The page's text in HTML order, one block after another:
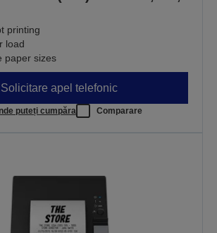
printing
load
paper sizes
Solicitare apel telefonic
puteți cumpăra Comparare